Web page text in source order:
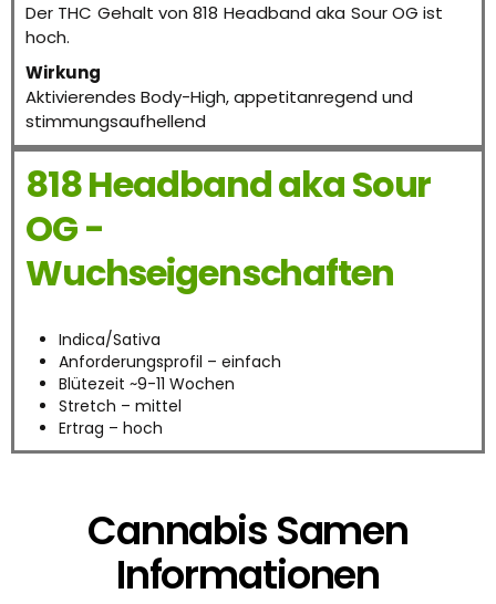
Der THC Gehalt von 818 Headband aka Sour OG ist
hoch.
Wirkung
Aktivierendes Body-High, appetitanregend und
stimmungsaufhellend
818 Headband aka Sour
OG -
Wuchseigenschaften
Indica/Sativa
Anforderungsprofil – einfach
Blütezeit ~9-11 Wochen
Stretch – mittel
Ertrag – hoch
Cannabis Samen
Informationen